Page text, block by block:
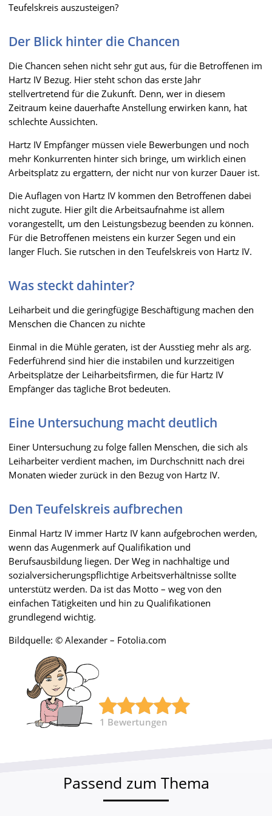
Teufelskreis auszusteigen?
Der Blick hinter die Chancen
Die Chancen sehen nicht sehr gut aus, für die Betroffenen im
Hartz IV Bezug. Hier steht schon das erste Jahr
stellvertretend für die Zukunft. Denn, wer in diesem
Zeitraum keine dauerhafte Anstellung erwirken kann, hat
schlechte Aussichten.
Hartz IV Empfänger müssen viele Bewerbungen und noch
mehr Konkurrenten hinter sich bringe, um wirklich einen
Arbeitsplatz zu ergattern, der nicht nur von kurzer Dauer ist.
Die Auflagen von Hartz IV kommen den Betroffenen dabei
nicht zugute. Hier gilt die Arbeitsaufnahme ist allem
vorangestellt, um den Leistungsbezug beenden zu können.
Für die Betroffenen meistens ein kurzer Segen und ein
langer Fluch. Sie rutschen in den Teufelskreis von Hartz IV.
Was steckt dahinter?
Leiharbeit und die geringfügige Beschäftigung machen den
Menschen die Chancen zu nichte
Einmal in die Mühle geraten, ist der Ausstieg mehr als arg.
Federführend sind hier die instabilen und kurzzeitigen
Arbeitsplätze der Leiharbeitsfirmen, die für Hartz IV
Empfänger das tägliche Brot bedeuten.
Eine Untersuchung macht deutlich
Einer Untersuchung zu folge fallen Menschen, die sich als
Leiharbeiter verdient machen, im Durchschnitt nach drei
Monaten wieder zurück in den Bezug von Hartz IV.
Den Teufelskreis aufbrechen
Einmal Hartz IV immer Hartz IV kann aufgebrochen werden,
wenn das Augenmerk auf Qualifikation und
Berufsausbildung liegen. Der Weg in nachhaltige und
sozialversicherungspflichtige Arbeitsverhältnisse sollte
unterstütz werden. Da ist das Motto – weg von den
einfachen Tätigkeiten und hin zu Qualifikationen
grundlegend wichtig.
Bildquelle: © Alexander – Fotolia.com
1 Bewertungen
Passend zum Thema